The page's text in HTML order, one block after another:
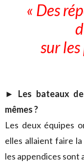
« Des
sur
► Les bateaux
mêmes ?
Les deux équipes
elles allaient faire
les appendices sont